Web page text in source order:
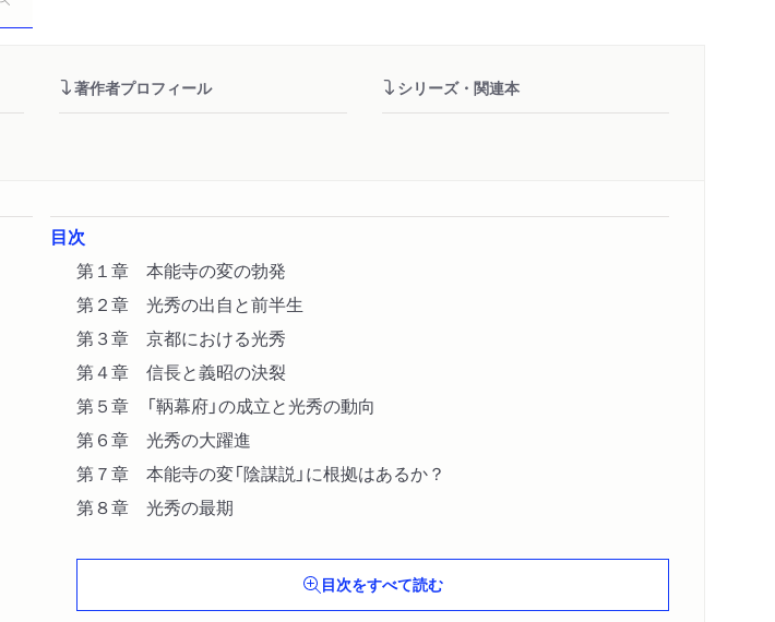
著作者プロフィール シリーズ・関連本
目次
第１章 本能寺の変の勃発
第２章 光秀の出自と前半生
第３章 京都における光秀
第４章 信長と義昭の決裂
第５章 「鞆幕府」の成立と光秀の動向
第６章 光秀の大躍進
第７章 本能寺の変「陰謀説」に根拠はあるか？
第８章 光秀の最期
目次をすべて読む